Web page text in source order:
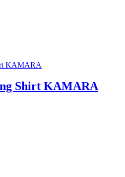
Shirt KAMARA